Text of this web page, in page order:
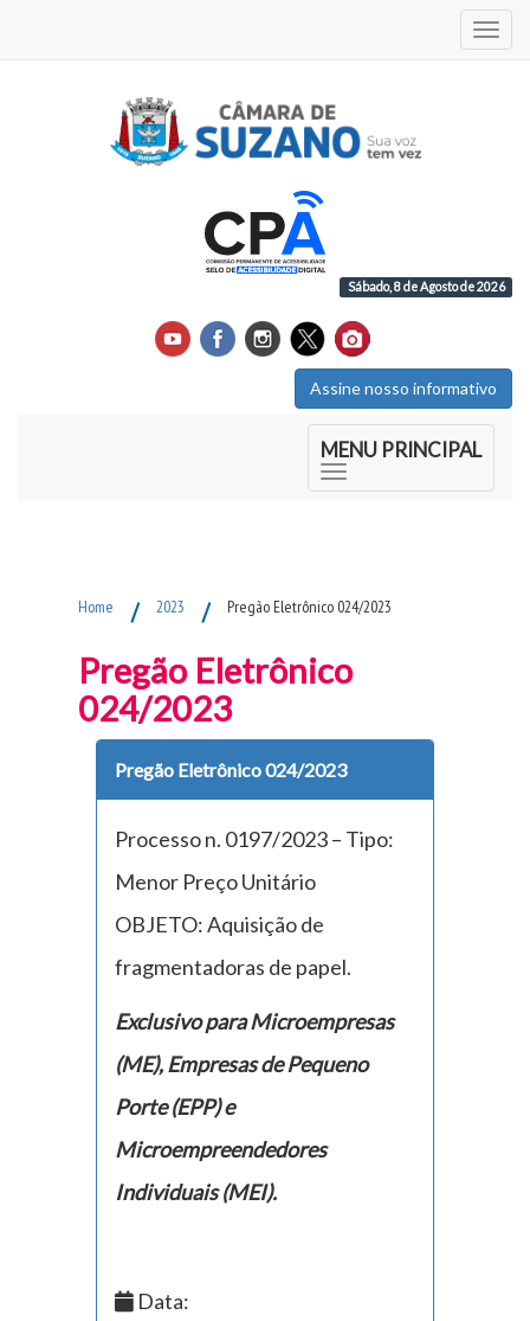
Sábado, 8 de Agosto de 2026
Assine nosso informativo
MENU PRINCIPAL
Home / 2023 / Pregão Eletrônico 024/2023
Pregão Eletrônico
024/2023
Pregão Eletrônico 024/2023
Processo n. 0197/2023 – Tipo:
Menor Preço Unitário
OBJETO: Aquisição de
fragmentadoras de papel.
Exclusivo para Microempresas
(ME), Empresas de Pequeno
Porte (EPP) e
Microempreendedores
Individuais (MEI).
Data: